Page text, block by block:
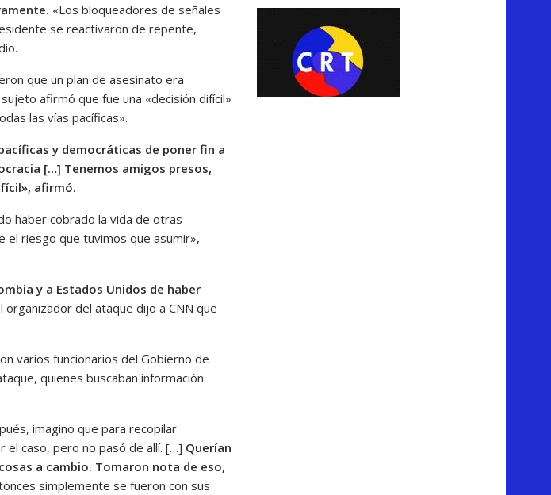
«Los bloqueadores de señales
se reactivaron de repente,
que un plan de asesinato era
afirmó que fue una «decisión difícil»
las vías pacíficas».
y democráticas de poner fin a
[…] Tenemos amigos presos,
afirmó.
haber cobrado la vida de otras
el riesgo que tuvimos que asumir»,
y a Estados Unidos de haber
organizador del ataque dijo a CNN que
varios funcionarios del Gobierno de
quienes buscaban información
imagino que para recopilar
el caso, pero no pasó de allí. […] Querían
a cambio. Tomaron nota de eso,
simplemente se fueron con sus